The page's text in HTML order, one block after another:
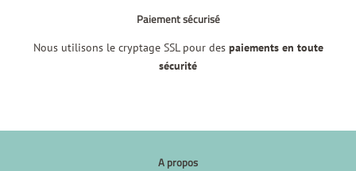
Paiement sécurisé
Nous utilisons le cryptage SSL pour des paiements en toute
sécurité
A propos